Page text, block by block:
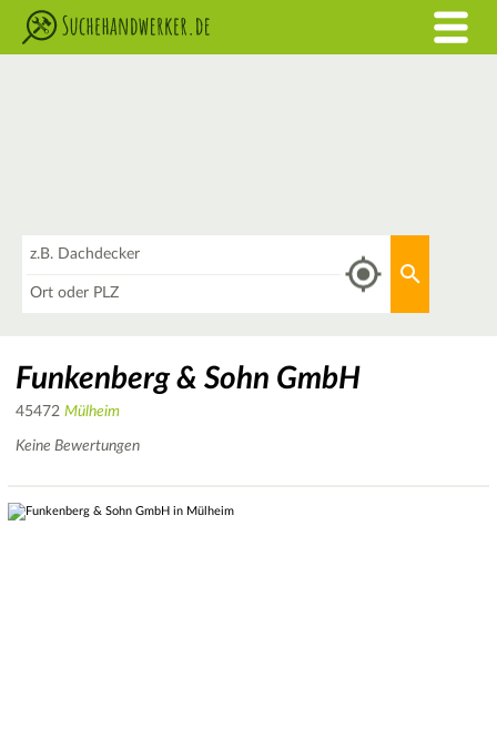
Funkenberg & Sohn GmbH
45472 Mülheim
Keine Bewertungen